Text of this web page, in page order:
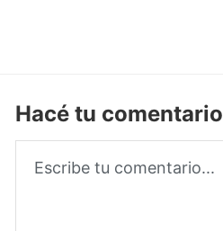
Hacé tu comentario